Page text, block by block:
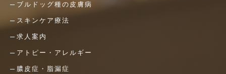
ブルドッグ種の皮膚病
スキンケア療法
求人案内
アトピー・アレルギー
膿皮症・脂漏症